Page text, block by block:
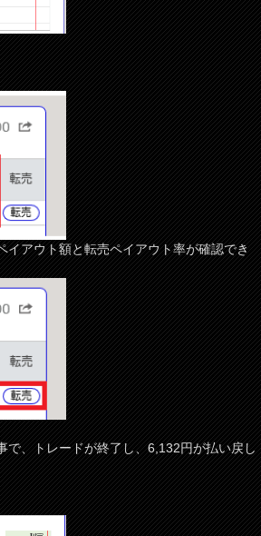
イアウト額と転売ペイアウト率が確認でき
で、トレードが終了し、6,132円が払い戻し